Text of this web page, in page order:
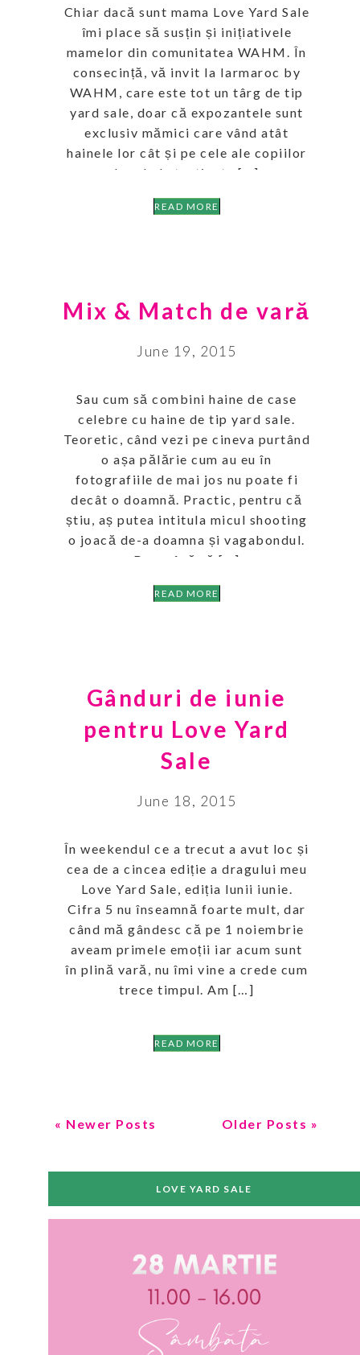
Chiar dacă sunt mama Love Yard Sale
îmi place să susțin și inițiativele
mamelor din comunitatea WAHM. În
consecință, vă invit la Iarmaroc by
WAHM, care este tot un târg de tip
yard sale, doar că expozantele sunt
exclusiv mămici care vând atât
hainele lor cât și pe cele ale copiilor
lor, de la trotinete […]
READ MORE
Mix & Match de vară
June 19, 2015
Sau cum să combini haine de case
celebre cu haine de tip yard sale.
Teoretic, când vezi pe cineva purtând
o așa pălărie cum au eu în
fotografiile de mai jos nu poate fi
decât o doamnă. Practic, pentru că
știu, aș putea intitula micul shooting
o joacă de-a doamna și vagabondul.
Dar, până să […]
READ MORE
Gânduri de iunie
pentru Love Yard
Sale
June 18, 2015
În weekendul ce a trecut a avut loc și
cea de a cincea ediție a dragului meu
Love Yard Sale, ediția lunii iunie.
Cifra 5 nu înseamnă foarte mult, dar
când mă gândesc că pe 1 noiembrie
aveam primele emoții iar acum sunt
în plină vară, nu îmi vine a crede cum
trece timpul. Am […]
READ MORE
« Newer Posts Older Posts »
LOVE YARD SALE